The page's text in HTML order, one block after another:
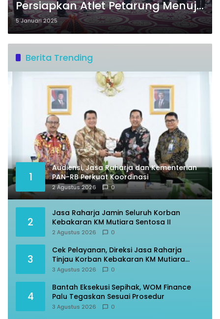
Persiapkan Atlet Petarung Menuju
PON XXII NTT-NTB
5 Januari 2025
Berita Trending
1
Audiensi, Jasa Raharja dan Kementerian
PAN-RB Perkuat Koordinasi
2 Agustus 2026 0
2
Jasa Raharja Jamin Seluruh Korban
Kebakaran KM Mutiara Sentosa II
2 Agustus 2026 0
3
Cek Pelayanan, Direksi Jasa Raharja
Tinjau Korban Kebakaran KM Mutiara
Sentosa II
3 Agustus 2026 0
4
Bantah Eksekusi Sepihak, WOM Finance
Palu Tegaskan Sesuai Prosedur
3 Agustus 2026 0